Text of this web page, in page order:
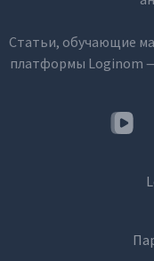
Статьи, обучающие
платформы Loginom